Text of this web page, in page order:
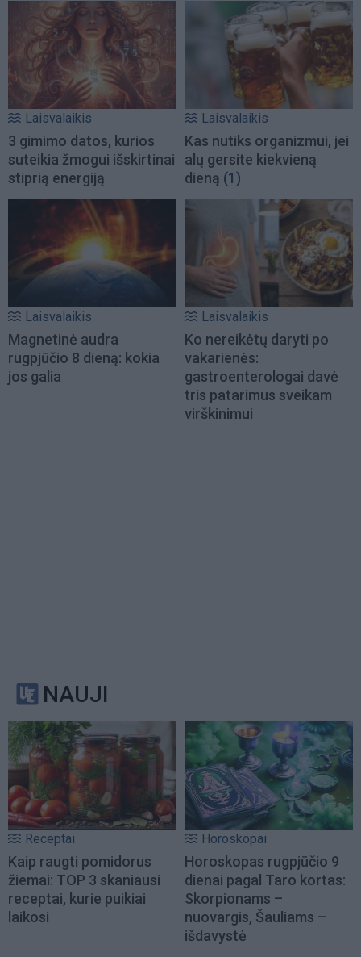
Laisvalaikis
3 gimimo datos, kurios
suteikia žmogui išskirtinai
stiprią energiją
Laisvalaikis
Kas nutiks organizmui, jei
alų gersite kiekvieną
dieną (1)
Laisvalaikis
Magnetinė audra
rugpjūčio 8 dieną: kokia
jos galia
Laisvalaikis
Ko nereikėtų daryti po
vakarienės:
gastroenterologai davė
tris patarimus sveikam
virškinimui
NAUJI
Receptai
Kaip raugti pomidorus
žiemai: TOP 3 skaniausi
receptai, kurie puikiai
laikosi
Horoskopai
Horoskopas rugpjūčio 9
dienai pagal Taro kortas:
Skorpionams –
nuovargis, Šauliams –
išdavystė